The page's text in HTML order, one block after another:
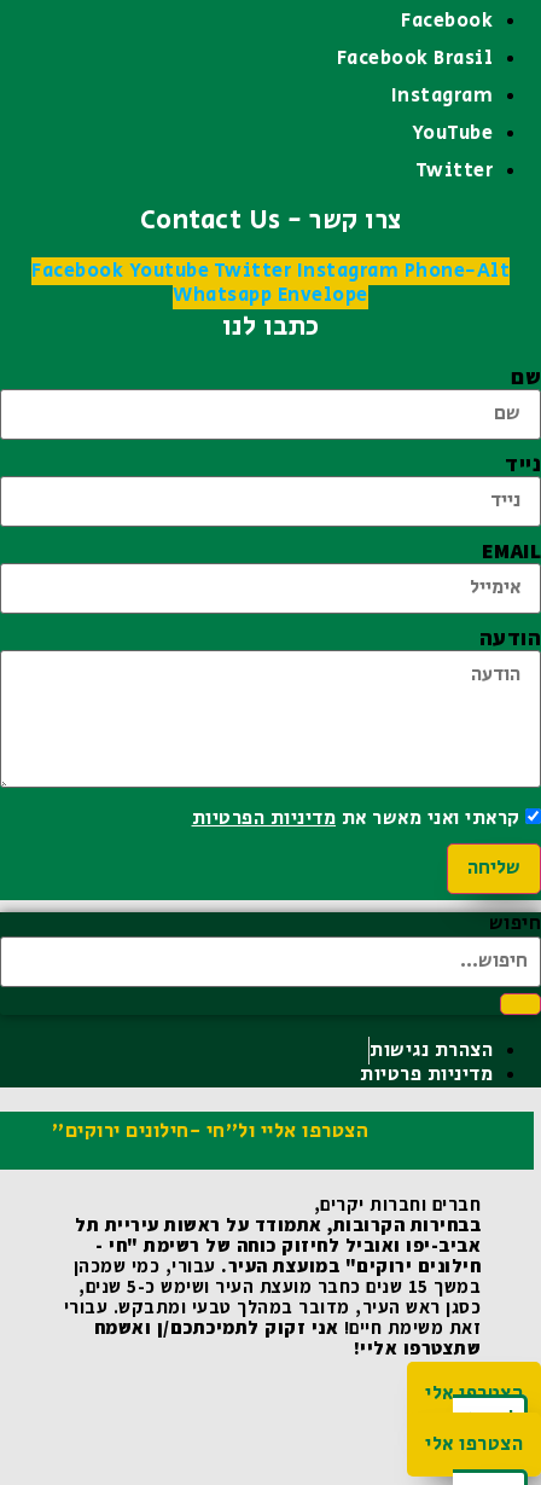
Facebook
Facebook Brasil
Instagram
YouTube
Twitter
צרו קשר - Contact Us
Facebook Youtube Twitter Instagram Phone-Alt
Whatsapp Envelope
כתבו לנו
שם
נייד
EMAIL
הודעה
קראתי ואני מאשר את מדיניות הפרטיות
שליחה
חיפוש
הצהרת נגישות
מדיניות פרטיות
הצטרפו אליי ול"חי -חילונים ירוקים"
חברים וחברות יקרים,
אביב-יפו ואוביל לחיזוק כוחה של רשימת "חי -
חילונים ירוקים" במועצת העיר.
זאת משימת חיים!
שתצטרפו אליי!
הצטרפו אלי
לקריאת
האג'נדה
הצטרפו אלי